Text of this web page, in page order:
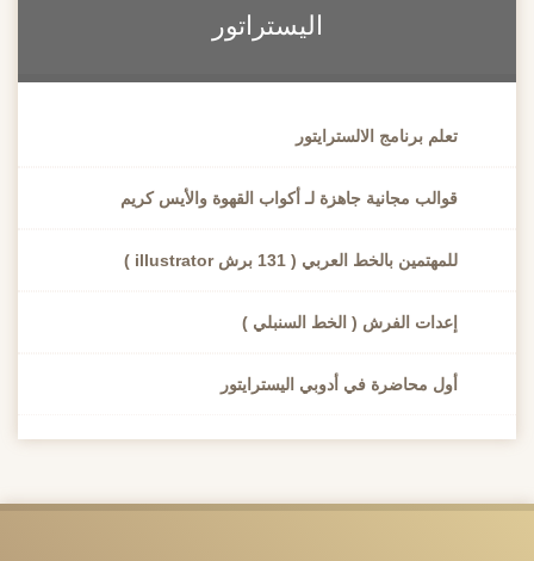
اليستراتور
تعلم برنامج الالسترايتور
قوالب مجانية جاهزة لـ أكواب القهوة والأيس كريم
للمهتمين بالخط العربي ( 131 برش illustrator )
إعدات الفرش ( الخط السنبلي )
أول محاضرة في أدوبي اليسترايتور